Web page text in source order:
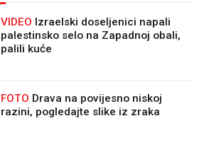
VIDEO
palestinsko selo na Zapadnoj obali,
palili kuće
FOTO
razini, pogledajte slike iz zraka